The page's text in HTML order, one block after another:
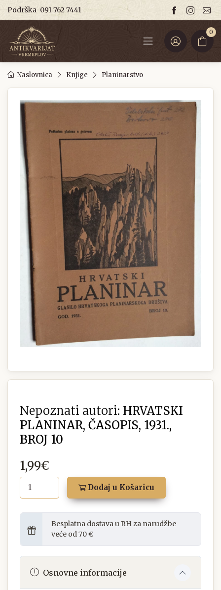
Podrška 091 762 7441
0
Naslovnica Knjige Planinarstvo
Nepoznati autori: HRVATSKI
PLANINAR, ČASOPIS, 1931.,
BROJ 10
1,99€
Dodaj u Košaricu
Besplatna dostava u RH za narudžbe
veće od 70 €
Osnovne informacije